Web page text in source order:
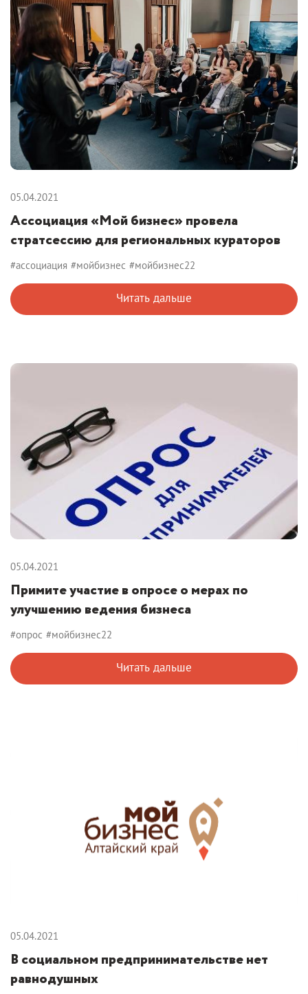
05.04.2021
Ассоциация «Мой бизнес» провела
стратсессию для региональных кураторов
#ассоциация #мойбизнес #мойбизнес22
Читать дальше
05.04.2021
Примите участие в опросе о мерах по
улучшению ведения бизнеса
#опрос #мойбизнес22
Читать дальше
05.04.2021
В социальном предпринимательстве нет
равнодушных